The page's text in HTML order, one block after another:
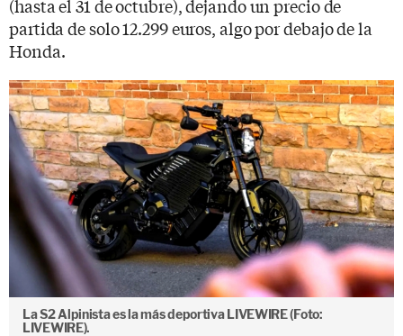
(hasta el 31 de octubre), dejando un precio de
partida de solo 12.299 euros, algo por debajo de la
Honda.
La S2 Alpinista es la más deportiva LIVEWIRE (Foto:
LIVEWIRE).